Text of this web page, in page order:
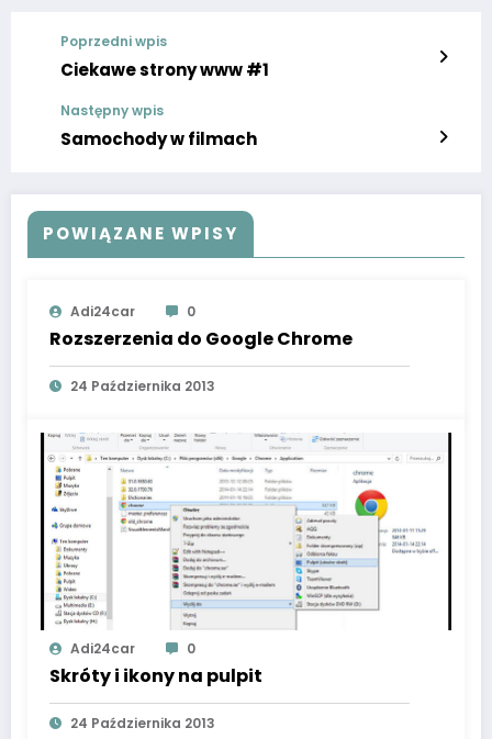
Poprzedni wpis
Ciekawe strony www #1
Następny wpis
Samochody w filmach
POWIĄZANE WPISY
Adi24car 0
Rozszerzenia do Google Chrome
24 Października 2013
Adi24car 0
Skróty i ikony na pulpit
24 Października 2013